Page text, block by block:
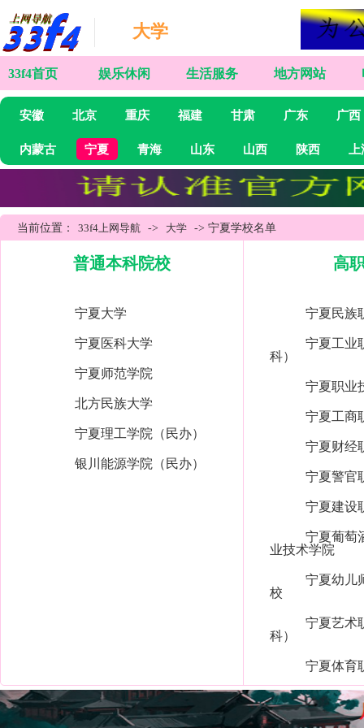
大学
33f4首页 娱乐休闲 生活服务 地方网站
安徽 北京 重庆 福建 甘肃 广东 广西
内蒙古 宁夏 青海 山东 山西 陕西
当前位置： 33f4上网导航 -> 大学 -> 宁夏学校名单
普通本科院校 高
宁夏大学
宁夏医科大学
宁夏师范学院
北方民族大学
宁夏理工学院（民办）
银川能源学院（民办）
宁夏民族
宁夏工业
科）
宁夏职业
宁夏工商
宁夏财经
宁夏警官
宁夏建设
宁夏葡萄
业技术学院
宁夏幼儿
校
宁夏艺术
科）
宁夏体育